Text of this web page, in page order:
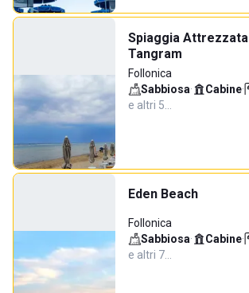
Spiaggia Attrezzata
Tangram
Follonica
Sabbiosa· Cabine·
e altri 5…
Eden Beach
Follonica
Sabbiosa· Cabine·
e altri 7…